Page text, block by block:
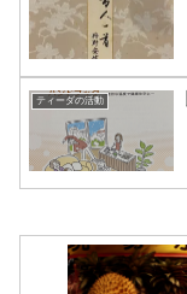
ティーダの活動